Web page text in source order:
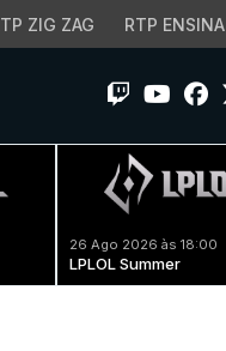
ZIG ZAG RTP ENSINA
26 Ago 2026 às 18:00
LPLOL Summer